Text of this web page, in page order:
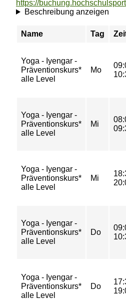
Beschreibung anzeigen
Name Tag
Yoga - Iyengar -
Präventionskurs*
alle Level
Mo
Yoga - Iyengar -
Präventionskurs*
alle Level
Mi
Yoga - Iyengar -
Präventionskurs*
alle Level
Mi
Yoga - Iyengar -
Präventionskurs*
alle Level
Do
Yoga - Iyengar -
Präventionskurs*
alle Level
Do